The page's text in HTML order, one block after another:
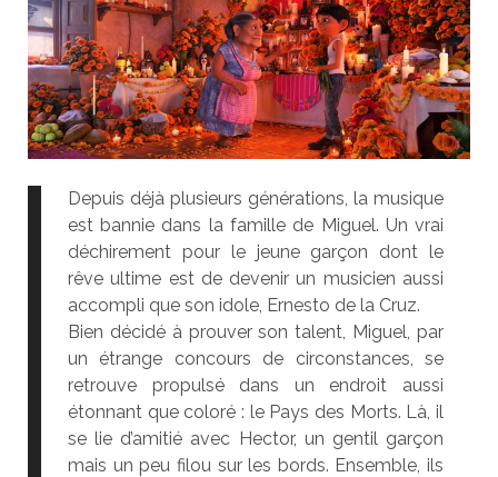
Depuis déjà plusieurs générations, la musique
est bannie dans la famille de Miguel. Un vrai
déchirement pour le jeune garçon dont le
rêve ultime est de devenir un musicien aussi
accompli que son idole, Ernesto de la Cruz.
Bien décidé à prouver son talent, Miguel, par
un étrange concours de circonstances, se
retrouve propulsé dans un endroit aussi
étonnant que coloré : le Pays des Morts. Là, il
se lie d’amitié avec Hector, un gentil garçon
mais un peu filou sur les bords. Ensemble, ils